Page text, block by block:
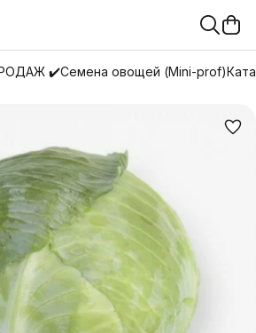
✔️Семена овощей (Mini-prof)